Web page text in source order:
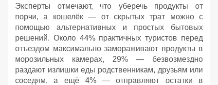
Эксперты отмечают, что уберечь продукты от
порчи, а кошелёк — от скрытых трат можно с
помощью альтернативных и простых бытовых
решений. Около 44% практичных туристов перед
отъездом максимально замораживают продукты в
морозильных камерах, 29% — безвозмездно
раздают излишки еды родственникам, друзьям или
соседям, а ещё 4% — отправляют остатки в